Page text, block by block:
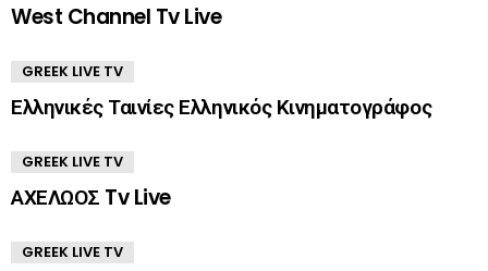
West Channel Tv Live
GREEK LIVE TV
Ελληνικές Ταινίες Ελληνικός Κινηματογράφος
GREEK LIVE TV
ΑΧΕΛΩΟΣ Tv Live
GREEK LIVE TV